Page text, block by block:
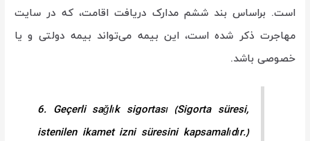
است. براساس بند ششم مدارک دریافت اقامت، که در سایت
مهاجرت ذکر شده است، این بیمه می‌تواند بیمه دولتی و یا
خصوصی باشد.
6. Geçerli sağlık sigortası (Sigorta süresi,
istenilen ikamet izni süresini kapsamalıdır.)